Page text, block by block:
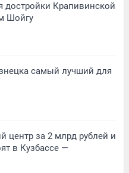
достройки Крапивинской
Шойгу
самый лучший для
центр за 2 млрд рублей и
в Кузбассе —